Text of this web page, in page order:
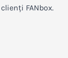
FANbox.